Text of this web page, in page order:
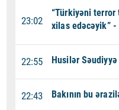
23:02
“Türkiyəni
xilas edəcəyik” -
22:55 Husilər
22:43 Bakının bu